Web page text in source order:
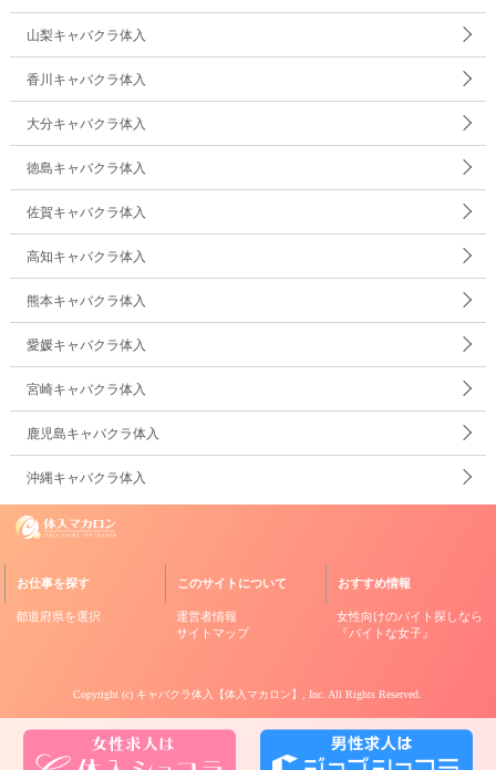
山梨キャバクラ体入
香川キャバクラ体入
大分キャバクラ体入
徳島キャバクラ体入
佐賀キャバクラ体入
高知キャバクラ体入
熊本キャバクラ体入
愛媛キャバクラ体入
宮崎キャバクラ体入
鹿児島キャバクラ体入
沖縄キャバクラ体入
お仕事を探す
都道府県を選択
このサイトについて
運営者情報
サイトマップ
おすすめ情報
女性向けのバイト探しなら
『バイトな女子』
Copyright (c) キャバクラ体入【体入マカロン】 , Inc. All Rights Reserved.